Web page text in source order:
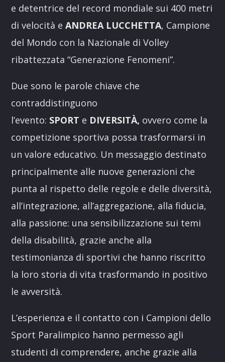
e detentrice del record mondiale sui 400 metri
di velocità eANDREA LUCCHETTA, Campione
del Mondo con la Nazionale di Volley
ribattezzata “Generazione Fenomeni”.
Due sono le parole chiave che
contraddistinguono
l’evento: SPORT e DIVERSITÀ, ovvero come la
competizione sportiva possa trasformarsi in
un valore educativo. Un messaggio destinato
principalmente alle nuove generazioni che
punta al rispetto delle regole e delle diversità,
all’integrazione, all’aggregazione, alla fiducia,
alla passione: una sensibilizzazione sui temi
della disabilità, grazie anche alla
testimonianza di sportivi che hanno riscritto
la loro storia di vita trasformando in positivo
le avversità.
L’esperienza e il contatto con i Campioni dello
Sport Paralimpico hanno permesso agli
studenti di comprendere, anche grazie alla